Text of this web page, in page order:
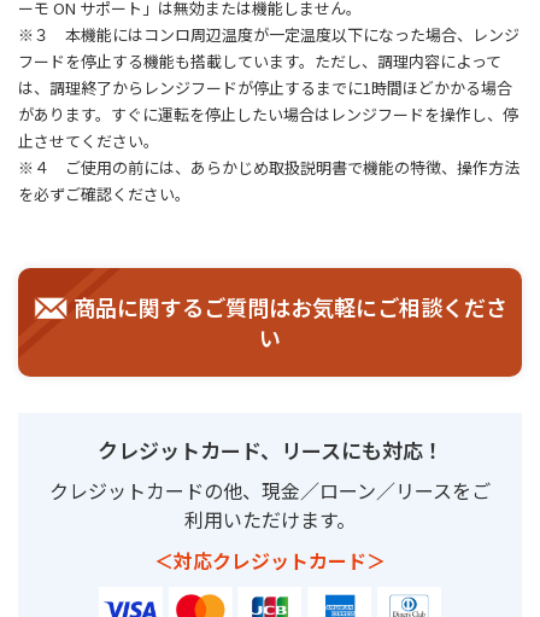
ーモ ON サポート」は無効または機能しません。
※３ 本機能にはコンロ周辺温度が一定温度以下になった場合、レンジ
フードを停止する機能も搭載しています。ただし、調理内容によって
は、調理終了からレンジフードが停止するまでに1時間ほどかかる場合
があります。すぐに運転を停止したい場合はレンジフードを操作し、停
止させてください。
※４ ご使用の前には、あらかじめ取扱説明書で機能の特徴、操作方法
を必ずご確認ください。
商品に関するご質問はお気軽にご相談くださ
い
クレジットカード、リースにも対応！
クレジットカードの他、現金／ローン／リースをご
利用いただけます。
＜対応クレジットカード＞